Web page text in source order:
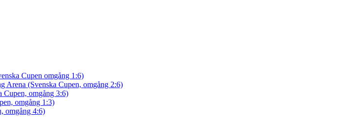
Cupen omgång 1:6)
Arena (Svenska Cupen, omgång 2:6)
Cupen, omgång 3:6)
omgång 1:3)
omgång 4:6)